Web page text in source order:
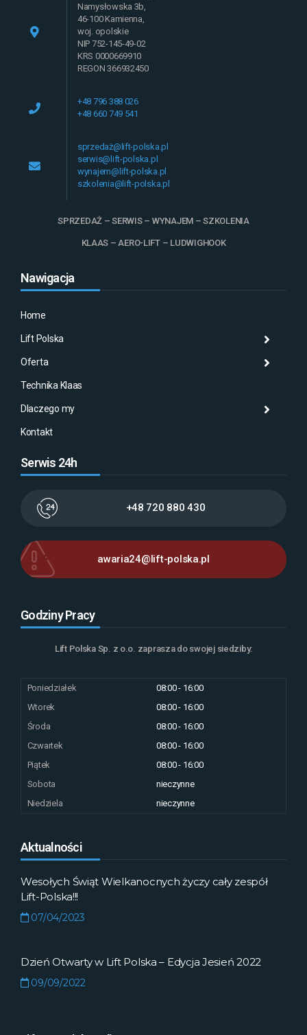
Namysłowska 3b,
46-100 Kamienna,
woj. opolskie
NIP 752-145-49-02
KRS 0000669910
REGON 366932450
+48 796 388 026
+48 660 749 541
sprzedaż@lift-polska.pl
serwis@lift-polska.pl
wynajem@lift-polska.pl
szkolenia@lift-polska.pl
SPRZEDAŻ – SERWIS – WYNAJEM – SZKOLENIA
KLAAS – AERO-LIFT – LUDWIGHOOK
Nawigacja
Home
Lift Polska
Oferta
Technika Klaas
Dlaczego my
Kontakt
Serwis 24h
+48 720 880 430
awaria24@lift-polska.pl
Godziny Pracy
Lift Polska Sp. z o.o. zaprasza do swojej siedziby:
Poniedziałek
08:00 - 16:00
Wtorek
08:00 - 16:00
Środa
08:00 - 16:00
Czwartek
08:00 - 16:00
Piątek
08:00 - 16:00
Sobota
nieczynne
Niedziela
nieczynne
Aktualności
Wesołych Świąt Wielkanocnych życzy cały zespół
Lift-Polska!!!
07/04/2023
Dzień Otwarty w Lift Polska – Edycja Jesień 2022
09/09/2022